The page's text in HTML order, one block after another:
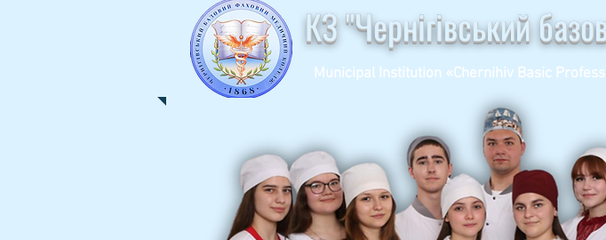
КЗ "Чернігівський
Municipal Institution «Chernihiv Basic